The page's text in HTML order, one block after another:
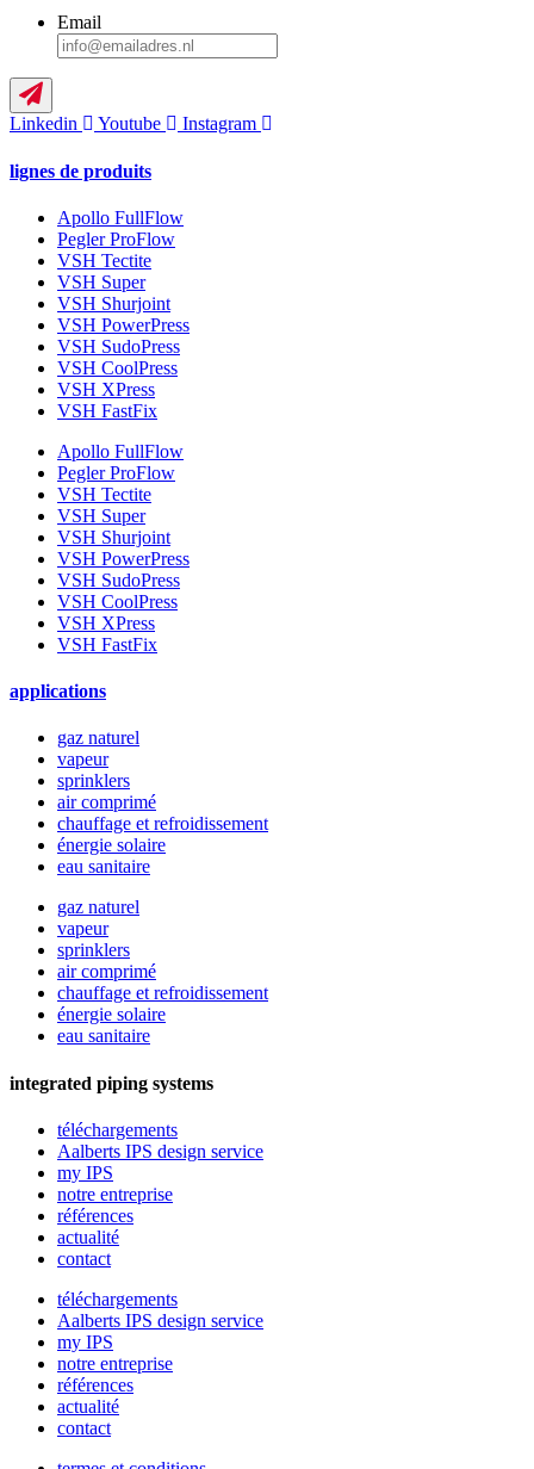
Email
Linkedin Youtube Instagram
lignes de produits
Apollo FullFlow
Pegler ProFlow
VSH Tectite
VSH Super
VSH Shurjoint
VSH PowerPress
VSH SudoPress
VSH CoolPress
VSH XPress
VSH FastFix
Apollo FullFlow
Pegler ProFlow
VSH Tectite
VSH Super
VSH Shurjoint
VSH PowerPress
VSH SudoPress
VSH CoolPress
VSH XPress
VSH FastFix
applications
gaz naturel
vapeur
sprinklers
air comprimé
chauffage et refroidissement
énergie solaire
eau sanitaire
gaz naturel
vapeur
sprinklers
air comprimé
chauffage et refroidissement
énergie solaire
eau sanitaire
integrated piping systems
téléchargements
Aalberts IPS design service
my IPS
notre entreprise
références
actualité
contact
téléchargements
Aalberts IPS design service
my IPS
notre entreprise
références
actualité
contact